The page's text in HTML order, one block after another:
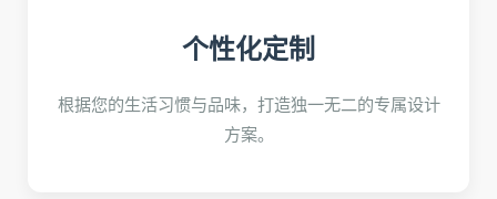
个性化定制
根据您的生活习惯与品味，打造独一无二的专属设计
方案。